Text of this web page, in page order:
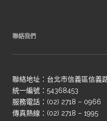
聯絡我們
聯絡地址：台北市信義區信義
統一編號：54368453
服務電話：(02) 2718 – 0966
傳真熱線：(02) 2718 – 1995